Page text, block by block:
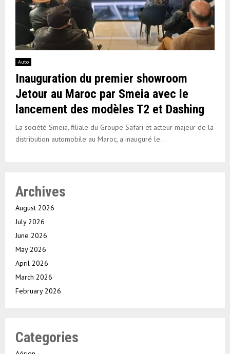
Auto
Inauguration du premier showroom
Jetour au Maroc par Smeia avec le
lancement des modèles T2 et Dashing
La société Smeia, filiale du Groupe Safari et acteur majeur de la
distribution automobile au Maroc, a inauguré le...
Archives
August 2026
July 2026
June 2026
May 2026
April 2026
March 2026
February 2026
Categories